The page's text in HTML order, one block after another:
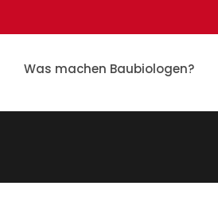
Was machen Baubiologen?